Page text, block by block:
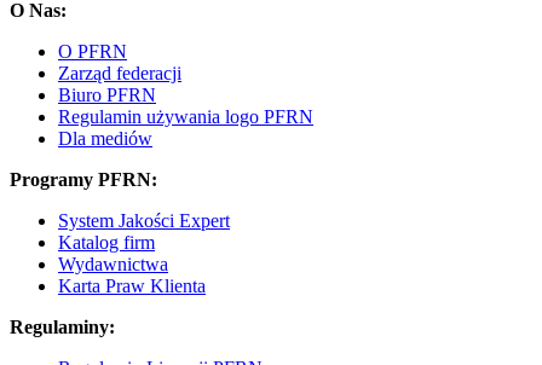
O Nas:
O PFRN
Zarząd federacji
Biuro PFRN
Regulamin używania logo PFRN
Dla mediów
Programy PFRN:
System Jakości Expert
Katalog firm
Wydawnictwa
Karta Praw Klienta
Regulaminy: